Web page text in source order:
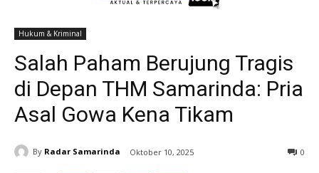
Hukum & Kriminal
Salah Paham Berujung Tragis
di Depan THM Samarinda: Pria
Asal Gowa Kena Tikam
By Radar Samarinda Oktober 10, 2025 0